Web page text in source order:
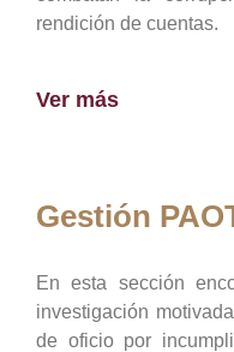
rendición de cuentas.
Ver más
Gestión
En esta sección
investigación
de oficio por